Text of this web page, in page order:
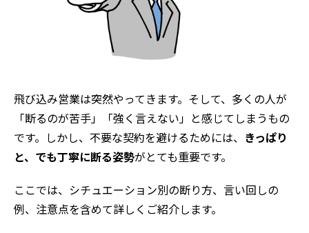
飛び込み営業は突然やってきます。そして、多くの人が
「断るのが苦手」「強く言えない」と感じてしまうもの
です。しかし、不要な契約を避けるためには、
きっぱり
と、でも丁寧に断る姿勢がとても重要です。
ここでは、シチュエーション別の断り方、言い回しの
例、注意点を含めて詳しくご紹介します。